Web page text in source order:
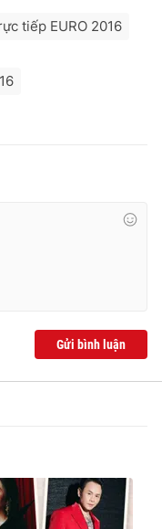
tiếp EURO 2016
Gửi bình luận